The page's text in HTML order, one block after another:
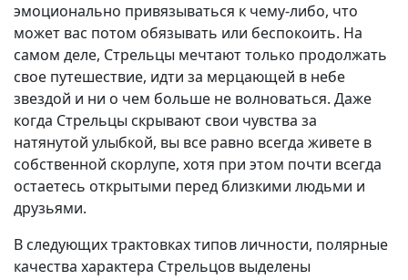
эмоционально привязываться к чему-либо, что
может вас потом обязывать или беспокоить. На
самом деле, Стрельцы мечтают только продолжать
свое путешествие, идти за мерцающей в небе
звездой и ни о чем больше не волноваться. Даже
когда Стрельцы скрывают свои чувства за
натянутой улыбкой, вы все равно всегда живете в
собственной скорлупе, хотя при этом почти всегда
остаетесь открытыми перед близкими людьми и
друзьями.
В следующих трактовках типов личности, полярные
качества характера Стрельцов выделены